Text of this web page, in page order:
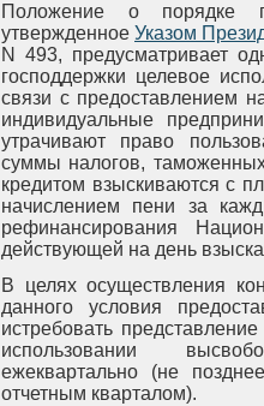
Положение о порядке
утвержденное Указом
N 493, предусматривает
господдержки целевое
связи с предоставлением
индивидуальные
утрачивают право
суммы налогов,
кредитом взыскиваются с
начислением пени за
рефинансирования
действующей на день
В целях осуществления
данного условия
истребовать
использовании
ежеквартально (не
отчетным кварталом).